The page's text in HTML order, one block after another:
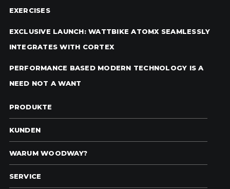
EXERCISES
EXCLUSIVE LAUNCH: WATTBIKE ATOMX SEAMLESSLY
INTEGRATES WITH CORTEX
PERFORMANCE BASED MODERN TECHNOLOGY IS A
NEED NOT A WANT
PRODUKTE
KUNDEN
WARUM WOODWAY?
SERVICE